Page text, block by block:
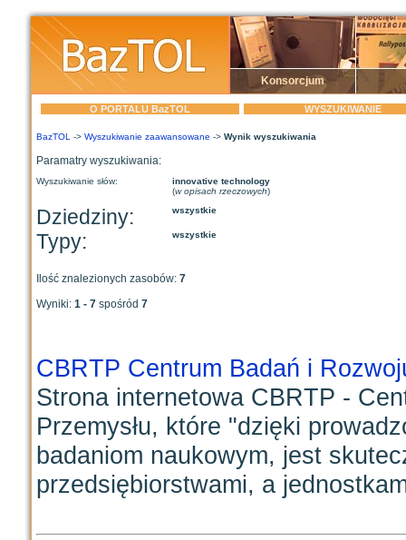
Konsorcjum
O PORTALU BazTOL WYSZUKIWANIE
BazTOL -> Wyszukiwanie zaawansowane -> Wynik wyszukiwania
Paramatry wyszukiwania:
Wyszukiwanie słów:
innovative technology
(w opisach rzeczowych)
Dziedziny: wszystkie
Typy: wszystkie
Ilość znalezionych zasobów: 7
Wyniki: 1 - 7 spośród 7
CBRTP Centrum Badań i
Strona internetowa CBRTP -
Przemysłu, które "dzięki
badaniom naukowym, jest
przedsiębiorstwami, a